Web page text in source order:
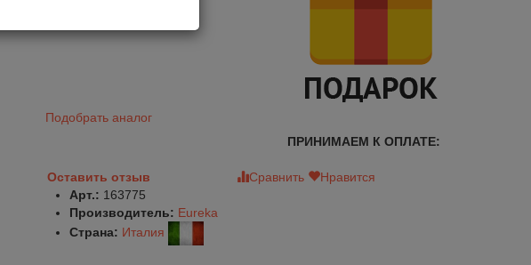
Подобрать аналог
ПРИНИМАЕМ К ОПЛАТЕ:
Оставить отзыв Сравнить
Нравится
Арт.: 163775
Производитель: Eureka
Страна: Италия